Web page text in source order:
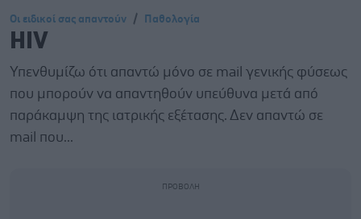
Οι ειδικοί σας απαντούν Παθολογία
HIV
Υπενθυμίζω ότι απαντώ μόνο σε mail γενικής φύσεως
που μπορούν να απαντηθούν υπεύθυνα μετά από
παράκαμψη της ιατρικής εξέτασης. Δεν απαντώ σε
mail που...